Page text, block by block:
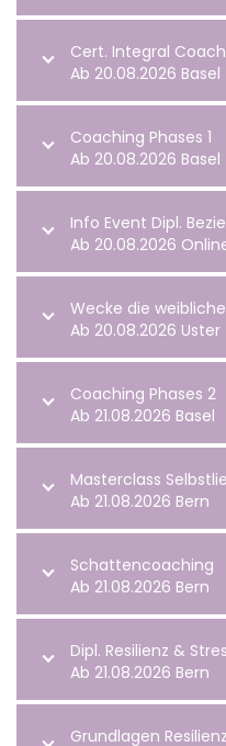
Cert. Integral
Ab 20.08.2026 Basel
Coaching Phases 1
Ab 20.08.2026 Basel
Info Event Dipl.
Ab 20.08.2026
Wecke die
Ab 20.08.2026 Uster
Coaching Phases 2
Ab 21.08.2026 Basel
Masterclass
Ab 21.08.2026 Bern
Schattencoaching
Ab 21.08.2026 Bern
Dipl. Resilienz &
Ab 21.08.2026 Bern
Grundlagen Resilienz